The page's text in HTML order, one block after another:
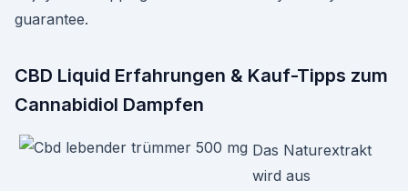
guarantee.
CBD Liquid Erfahrungen & Kauf-Tipps zum
Cannabidiol Dampfen
Das Naturextrakt
wird aus